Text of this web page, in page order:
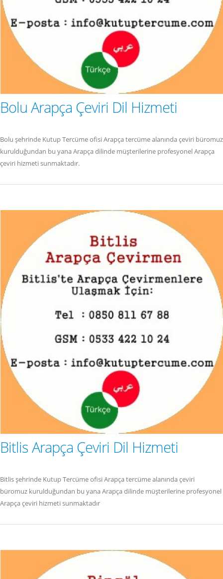
Bolu Arapça Çeviri Dil Hizmeti
Bolu şehrinde Kutup Tercüme ofisi Arapça tercüme alanında çeviri büromuz
kurulduğundan bu yana Arapça dilinde müşterilerine profesyonel Arapça
çeviri hizmeti sunmaktadır.
Bitlis Arapça Çeviri Dil Hizmeti
Bitlis şehrinde Kutup Tercüme ofisi Arapça tercüme alanında çeviri
büromuz kurulduğundan bu yana Arapça dilinde müşterilerine profesyonel
Arapça çeviri hizmeti sunmaktadır